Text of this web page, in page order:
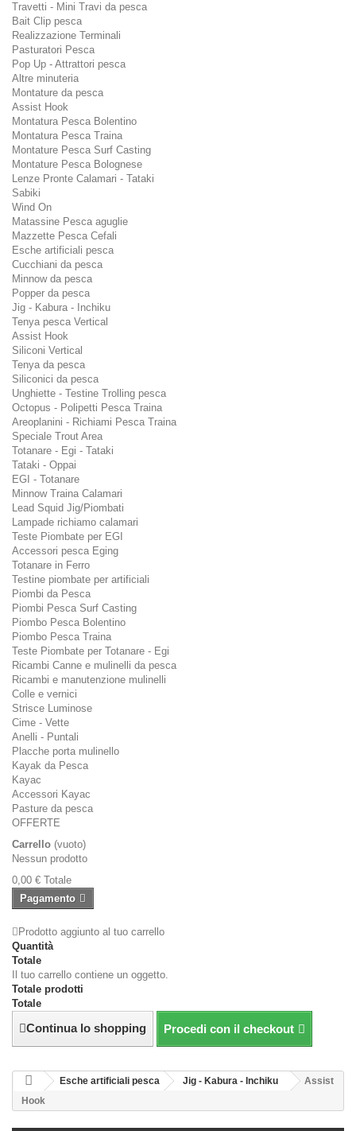
Travetti - Mini Travi da pesca
Bait Clip pesca
Realizzazione Terminali
Pasturatori Pesca
Pop Up - Attrattori pesca
Altre minuteria
Montature da pesca
Assist Hook
Montatura Pesca Bolentino
Montatura Pesca Traina
Montature Pesca Surf Casting
Montature Pesca Bolognese
Lenze Pronte Calamari - Tataki
Sabiki
Wind On
Matassine Pesca aguglie
Mazzette Pesca Cefali
Esche artificiali pesca
Cucchiani da pesca
Minnow da pesca
Popper da pesca
Jig - Kabura - Inchiku
Tenya pesca Vertical
Assist Hook
Siliconi Vertical
Tenya da pesca
Siliconici da pesca
Unghiette - Testine Trolling pesca
Octopus - Polipetti Pesca Traina
Areoplanini - Richiami Pesca Traina
Speciale Trout Area
Totanare - Egi - Tataki
Tataki - Oppai
EGI - Totanare
Minnow Traina Calamari
Lead Squid Jig/Piombati
Lampade richiamo calamari
Teste Piombate per EGI
Accessori pesca Eging
Totanare in Ferro
Testine piombate per artificiali
Piombi da Pesca
Piombi Pesca Surf Casting
Piombo Pesca Bolentino
Piombo Pesca Traina
Teste Piombate per Totanare - Egi
Ricambi Canne e mulinelli da pesca
Ricambi e manutenzione mulinelli
Colle e vernici
Strisce Luminose
Cime - Vette
Anelli - Puntali
Placche porta mulinello
Kayak da Pesca
Kayac
Accessori Kayac
Pasture da pesca
OFFERTE
Carrello (vuoto)
Nessun prodotto
0,00 € Totale
Pagamento
Prodotto aggiunto al tuo carrello
Quantità
Totale
Il tuo carrello contiene un oggetto.
Totale prodotti
Totale
Continua lo shopping Procedi con il checkout
Esche artificiali pesca Jig - Kabura - Inchiku
Assist
Hook